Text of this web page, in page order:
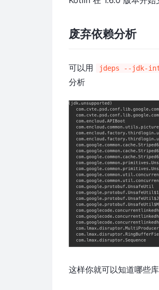
废弃依赖分析
可以用 jdeps --jdk-
分析
这样你就可以知道哪些库